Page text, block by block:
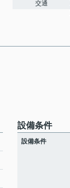
交通
設備条件
設備条件